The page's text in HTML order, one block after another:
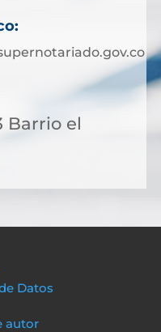
Barrio el
Datos
autor